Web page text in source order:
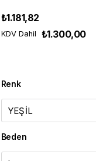
₺1.181,82
KDV Dahil ₺1.300,00
Renk
Beden